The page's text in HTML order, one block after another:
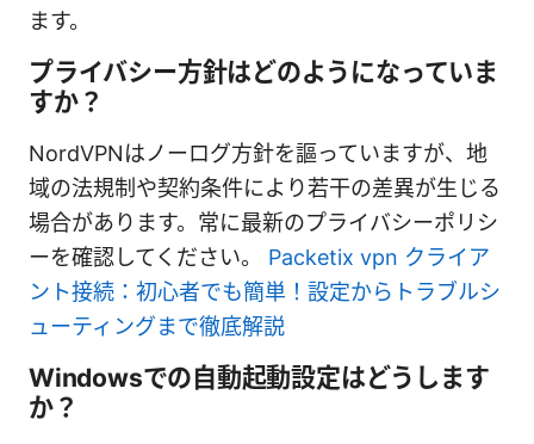
ます。
プライバシー方針はどのようになっていま
すか？
NordVPNはノーログ方針を謳っていますが、地
域の法規制や契約条件により若干の差異が生じる
場合があります。常に最新のプライバシーポリシ
ーを確認してください。 Packetix vpn クライア
ント接続：初心者でも簡単！設定からトラブルシ
ューティングまで徹底解説
Windowsでの自動起動設定はどうします
か？